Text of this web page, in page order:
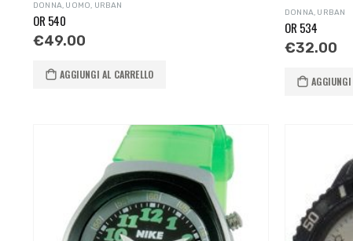
DONNA, UOMO, URBAN
OR 540
€49.00
AGGIUNGI AL CARRELLO
DONNA, URBAN
OR 534
€32.00
AGGIUNGI